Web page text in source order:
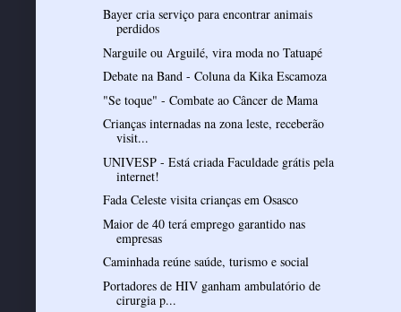
Bayer cria serviço para encontrar animais
perdidos
Narguile ou Arguilé, vira moda no Tatuapé
Debate na Band - Coluna da Kika Escamoza
"Se toque" - Combate ao Câncer de Mama
Crianças internadas na zona leste, receberão
visit...
UNIVESP - Está criada Faculdade grátis pela
internet!
Fada Celeste visita crianças em Osasco
Maior de 40 terá emprego garantido nas
empresas
Caminhada reúne saúde, turismo e social
Portadores de HIV ganham ambulatório de
cirurgia p...